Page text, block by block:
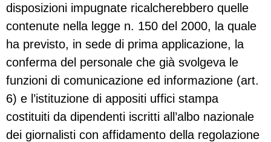
disposizioni impugnate ricalcherebbero quelle
contenute nella legge n. 150 del 2000, la quale
ha previsto, in sede di prima applicazione, la
conferma del personale che già svolgeva le
funzioni di comunicazione ed informazione (art.
6) e l’istituzione di appositi uffici stampa
costituiti da dipendenti iscritti all’albo nazionale
dei giornalisti con affidamento della regolazione